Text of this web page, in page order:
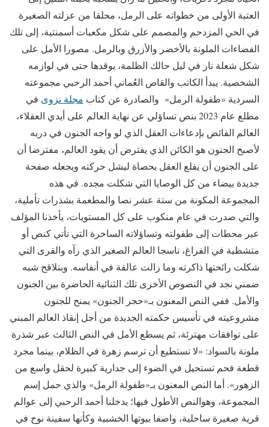
العتبة الأولى من خطواته على الرمل، محلقا من عزلته الصغيرة
في الحي المزدحم والمصمم على شكل مكعبات أسمنتية، إلى تلك
الفضاءات الملونة بالأخضر والأزرق وبالرمل. مصورا الأمل على
شكل شعلة نار في ليل حالك الظلمة، يوقدها حتى في لوازمه
الشخصية. يبدأ الكاتب والقاص العُماني أحمد الرحبي مجموعته
السردية «طفولة الرمل» والصادرة عن كتاب مجلة نزوى في
مطلع عام 2023 بنص تساؤلي عن نهاية العالم على أيدي العقلاء،
العالم الفائض بإدعاءات العقل الذي لو واجه الجنون في دربه
لأصبح الجنون هو الكائن الذي يفترض أن يقود العالم، مفترضا أن
على الجنون أن يفلع العقل بحصاة ليشل حركته ويجعله صفحة
جديدة بيضاء من كل الوصايا التي شكلت مجده. في هذه
المجموعة المكونة من ستة عشر نصا والمطعمة بشذرات تأملية،
والتي صدرت في عام منكوب على كل المستويات، يأخذنا المؤلف
عبر محطات إلى طفولته وتساؤلاته الساخرة التي تأتي كنص أو
متشظية في الفراغ، ناسجا العالم الصغير الذي رآه والقرى التي
شكلت رائحتها ذاكرته وما زالت عالقة في أنفاسه. وبتلاقح شبه
ضمني نجد في النصوص الأخرى تلك الثنائية الحاضرة بين الجنون
والأمل. ففي النص المعنون بـ«حجر الجنون» يمنح للجنون
مشروعيته في تأسيس حكمته الجديدة من أجل إنقاذ العالم المبني
على توافقات مهترئة، ثم يسطع الأمل في النص الثالث عبر شذرة
ملونة بالسواد: «لا تستطيع أن ترسم زهرة في الظلام، بينما مجرد
قطعة فحم تستحيل في الضوء إلى جدارية كبيرة لحقل واسع من
الزهور». أما النص المعنون بـ«طفولة الرمل» والذي حمل إسم
المجموعة، وهوالنص الأطول فيها؛ يدخلنا أحمد الرحبي إلى عوالم
قرية صغيرة ساحلية، واصفا بيوتها الخشبية وكأنها سفينة نوح في